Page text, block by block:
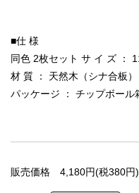
■仕 様
同色 2枚セット サ イ ズ ：
材 質 ： 天然木（シナ合板
パッケージ ： チップボール
販売価格 4,180円(税380円)